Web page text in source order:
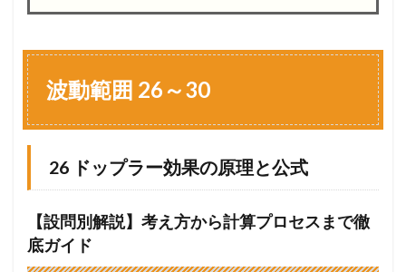
範
囲
6
2
波動範囲 26～30
26 ドップラー効果の原理と公式
【設問別解説】考え方から計算プロセスまで徹
底ガイド